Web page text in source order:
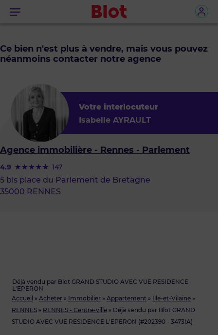
Menu
Accueil » Acheter » Immobilier » Appartement » Ille-et-Vilaine »
RENNES » RENNES - Centre-ville » Déjà vendu par Blot GRAND
STUDIO AVEC VUE RESIDENCE L'EPERON (#202390 - 3473IA)
Déjà vendu par Blot GRAND STUDIO AVEC VUE RESIDENCE
L'EPERON
Ce bien n'est plus à vendre, mais vous pouvez
néanmoins contacter notre agence
Votre interlocuteur
Isabelle AYRAULT
Agence immobilière - Rennes - Parlement
4.9 147
5 bis place du Parlement de Bretagne
35000 RENNES